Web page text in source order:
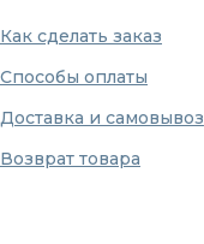
Как сделать заказ
Способы оплаты
Доставка и самовывоз
Возврат товара